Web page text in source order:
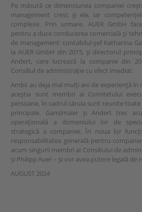
Pe măsură ce dimensiunea companiei
management cresc și ele, iar
complexe. Prin urmare, AUER GmbH
pentru a duce conducerea comercială și
de management: contabilul-șef Katharina
la AUER GmbH din 2015, și directorul
Andert, care lucrează la companie din
Consiliul de administrație cu efect imediat.
Ambii au deja mai mulți ani de experiență în
aceștia sunt membri ai Comitetului
persoane, în cadrul căruia sunt reunite
principale. Ganslmaier și Andert trec
operațională a domeniului lor de
strategică a companiei. În noua lor
responsabilitatea generală pentru
acum singurii membri ai Consiliului de
și Philipp Auer – și vor avea putere legală de
AUGUST 2024